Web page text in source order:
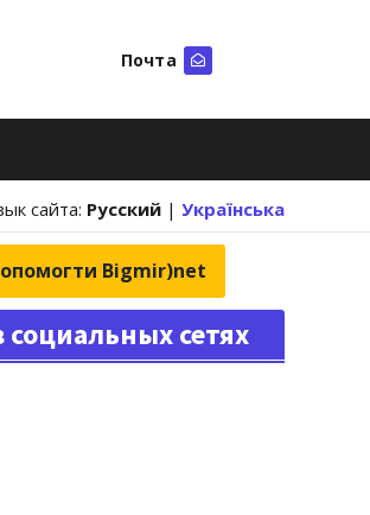
Почта
сайта: Русский | Українська
Bigmir)net
сетях